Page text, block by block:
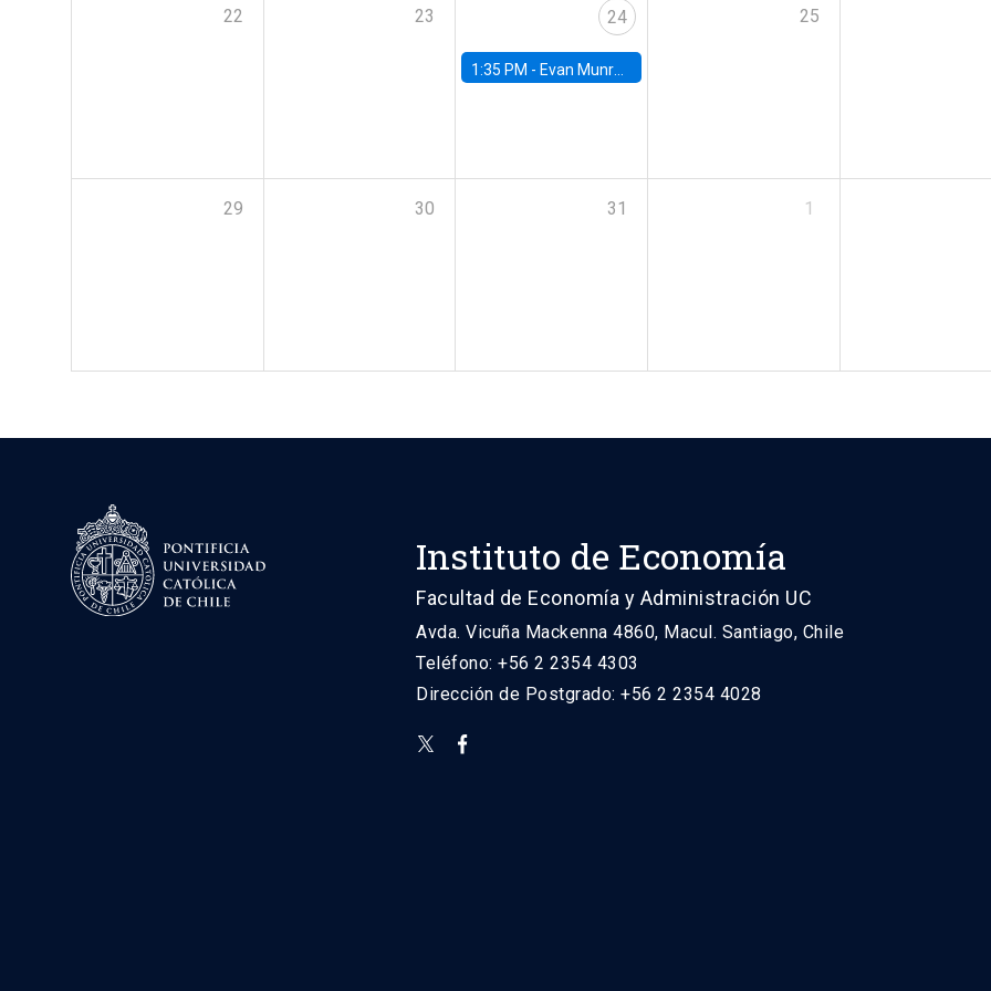
22 23 24
1:35 PM - Evan Munro, Neyman Visiting Assistant Professor in the Department of Statistics at UC Berkeley
25
29 30 31 1
Instituto de Economía
Facultad de Economía y Administración UC
Avda. Vicuña Mackenna 4860, Macul. Santiago, Chile
Teléfono: +56 2 2354 4303
Dirección de Postgrado: +56 2 2354 4028